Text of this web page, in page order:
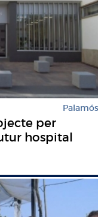
Palamós
per
hospital